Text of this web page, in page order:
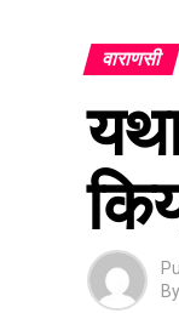
वाराणसी
By